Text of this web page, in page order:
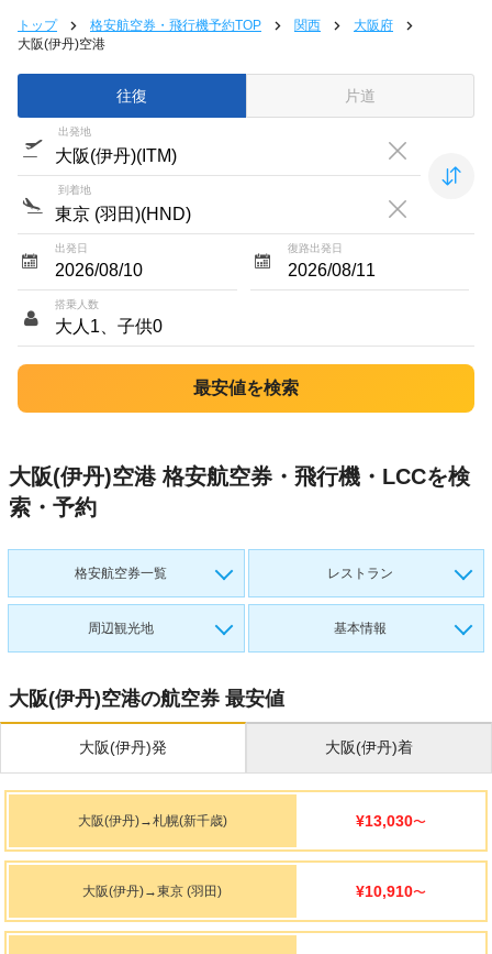
トップ 格安航空券・飛行機予約TOP 関西
大阪府
大阪(伊丹)空港
往復 片道
出発地
到着地
出発日 復路出発日
搭乗人数
大阪(伊丹)空港 格安航空券・飛行機・LCCを検
索・予約
格安航空券一覧 レストラン
周辺観光地 基本情報
大阪(伊丹)空港の航空券 最安値
大阪(伊丹)発 大阪(伊丹)着
大阪(伊丹)→札幌(新千歳) ¥13,030〜
大阪(伊丹)→東京 (羽田) ¥10,910〜